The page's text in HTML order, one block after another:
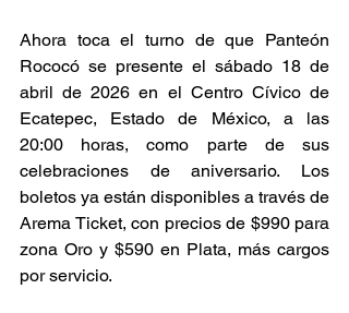
Ahora toca el turno de que Panteón
Rococó se presente el sábado 18 de
abril de 2026 en el Centro Cívico de
Ecatepec, Estado de México, a las
20:00 horas, como parte de sus
celebraciones de aniversario. Los
boletos ya están disponibles a través de
Arema Ticket, con precios de $990 para
zona Oro y $590 en Plata, más cargos
por servicio.